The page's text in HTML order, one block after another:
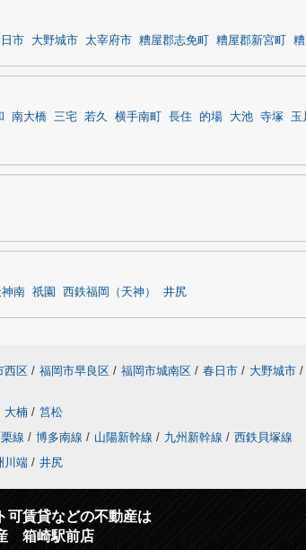
市 大野城市 太宰府市 糟屋郡志免町 糟屋郡新宮町 糟
南大橋 三宅 若久 横手南町 長住 的場 大池 寺塚 玉
神南 祇園 西鉄福岡（天神） 井尻
西区 / 福岡市早良区 / 福岡市城南区 / 春日市 / 大野城市 /
大楠 / 筥松
線 / 博多南線 / 山陽新幹線 / 九州新幹線 / 西鉄貝塚線
川端 / 井尻
可賃貸などの不動産は
箱崎駅前店